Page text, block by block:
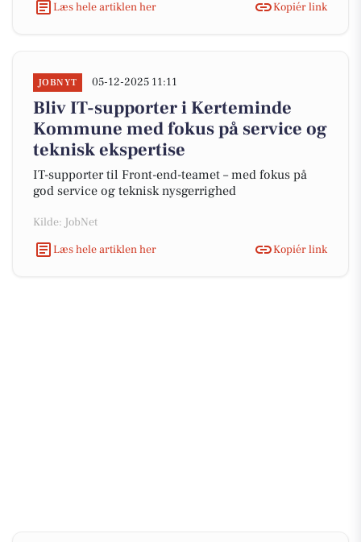
Læs hele artiklen her Kopiér link
JOBNYT 05-12-2025 11:11
Bliv IT-supporter i Kerteminde
Kommune med fokus på service og
teknisk ekspertise
IT-supporter til Front-end-teamet – med fokus på
god service og teknisk nysgerrighed
Kilde: JobNet
Læs hele artiklen her
Kopiér link